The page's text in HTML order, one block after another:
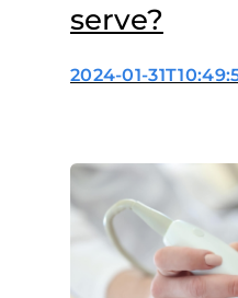
serve?
2024-01-